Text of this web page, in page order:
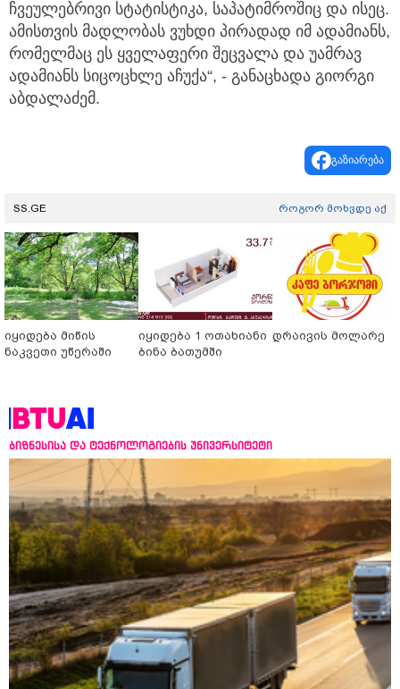
ჩვეულებრივი სტატისტიკა, საპატიმროშიც და ისეც.
ამისთვის მადლობას ვუხდი პირადად იმ ადამიანს,
რომელმაც ეს ყველაფერი შეცვალა და უამრავ
ადამიანს სიცოცხლე აჩუქა“, - განაცხადა გიორგი
აბდალაძემ.
გაზიარება
SS.GE როგორ მოხვდე აქ
იყიდება მიწის
ნაკვეთი უწერაში
იყიდება 1 ოთახიანი
ბინა ბათუმში
დრაივის მოლარე
ბიზნესისა და ტექნოლოგიების უნივერსიტეტი